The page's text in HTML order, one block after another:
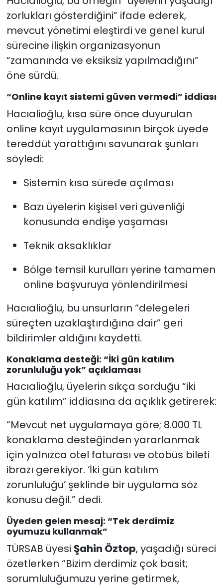
zorlukları gösterdiğini” ifade ederek,
mevcut yönetimi eleştirdi ve genel kurul
sürecine ilişkin organizasyonun
“zamanında ve eksiksiz yapılmadığını”
öne sürdü.
“Online kayıt sistemi güven vermedi” iddiası
Hacıalioğlu, kısa süre önce duyurulan
online kayıt uygulamasının birçok üyede
tereddüt yarattığını savunarak şunları
söyledi:
Sistemin kısa sürede açılması
Bazı üyelerin kişisel veri güvenliği
konusunda endişe yaşaması
Teknik aksaklıklar
Bölge temsil kurulları yerine tamamen
online başvuruya yönlendirilmesi
Hacıalioğlu, bu unsurların “delegeleri
süreçten uzaklaştırdığına dair” geri
bildirimler aldığını kaydetti.
Konaklama desteği: “İki gün katılım
zorunluluğu yok” açıklaması
Hacıalioğlu, üyelerin sıkça sorduğu “iki
gün katılım” iddiasına da açıklık getirerek:
“Mevcut net uygulamaya göre; 8.000 TL
konaklama desteğinden yararlanmak
için yalnızca otel faturası ve otobüs bileti
ibrazı gerekiyor. ‘İki gün katılım
zorunluluğu’ şeklinde bir uygulama söz
konusu değil.” dedi.
Üyeden gelen mesaj: “Tek derdimiz
oyumuzu kullanmak”
TÜRSAB üyesi Şahin Öztop, yaşadığı süreci
özetlerken “Bizim derdimiz çok basit;
sorumluluğumuzu yerine getirmek,